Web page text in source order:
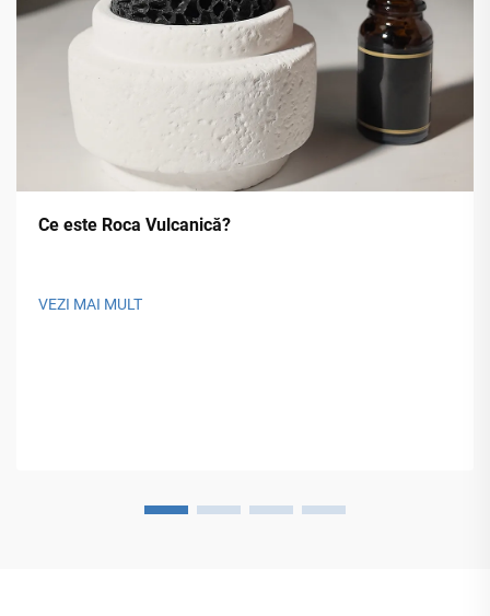
Ce este Roca Vulcanică?
VEZI MAI MULT